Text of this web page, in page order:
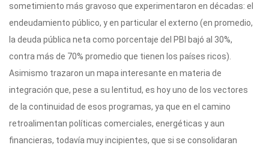
sometimiento más gravoso que experimentaron en décadas: el
endeudamiento público, y en particular el externo (en promedio,
la deuda pública neta como porcentaje del PBI bajó al 30%,
contra más de 70% promedio que tienen los países ricos).
Asimismo trazaron un mapa interesante en materia de
integración que, pese a su lentitud, es hoy uno de los vectores
de la continuidad de esos programas, ya que en el camino
retroalimentan políticas comerciales, energéticas y aun
financieras, todavía muy incipientes, que si se consolidaran